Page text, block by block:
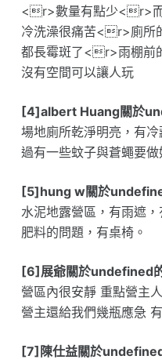
<r>數量有點少<r>
冷洗澡很痛苦<r>廁所
都長霉斑了<r>雨棚前
沒有空間可以讓人玩
[4]albert Huang關於
場地廁所乾淨明亮，有
過有一些蚊子與蒼蠅要
[5]hung w關於
水泥地露營區，有雨遮
肥料的問題，有桌椅。
[6]展爺關於undefined
營區內很安靜 重點營主
營主還給我們幾瓶應急
[7]陳仕益關於